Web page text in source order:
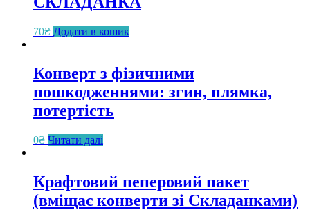
70₴ Додати в кошик
Конверт з фізичними
пошкодженнями: згин, плямка,
потертість
0₴ Читати далі
Крафтовий пеперовий пакет
(вміщає конверти зі Складанками)